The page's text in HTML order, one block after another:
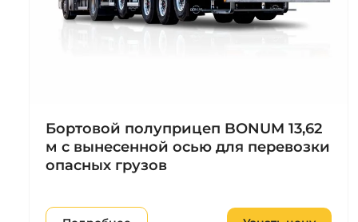
Бортовой полуприцеп BONUM 13,62
м с вынесенной осью для перевозки
опасных грузов